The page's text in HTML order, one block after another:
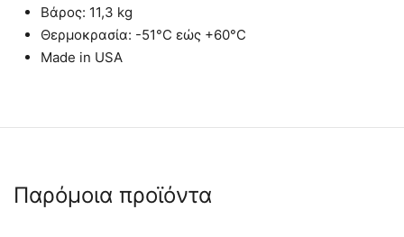
Βάρος: 11,3 kg
Θερμοκρασία: -51°C εώς +60°C
Made in USA
Παρόμοια προϊόντα